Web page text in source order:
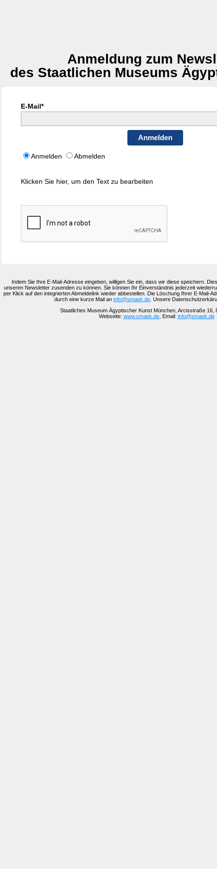
Anmeldung zum
des Staatlichen Museums
E-Mail*
Anmelden
Anmelden Abmelden
Klicken Sie hier, um den Text zu bearbeiten
Indem Sie Ihre E-Mail-Adresse eingeben, willigen Sie ein, dass wir diese speichern.
unseren Newsletter zusenden zu können. Sie können Ihr Einverständnis jederzeit
per Klick auf den integrierten Abmeldelink wieder abbestellen. Die Löschung Ihrer E-Mail-
durch eine kurze Mail an info@smaek.de . Unsere
Staatliches Museum Ägyptischer Kunst München, Arcisstraße 16,
Webseite: www.smaek.de, Email: info@smaek.de